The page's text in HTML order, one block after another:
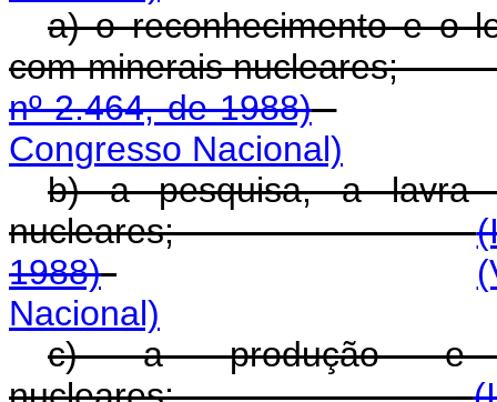
a) o reconhecimento e o
com minerais
nº 2.464, de 1988)
Congresso Nacional)
b) a pesquisa, a lavra
nucleares;
1988)
Nacional)
c) a produção e